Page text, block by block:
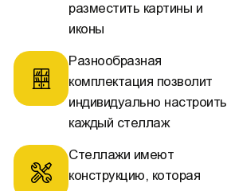
разместить картины и
иконы
Разнообразная
комплектация позволит
индивидуально настроить
каждый стеллаж
Стеллажи имеют
конструкцию, которая